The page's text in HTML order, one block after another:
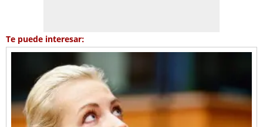
Te puede interesar: